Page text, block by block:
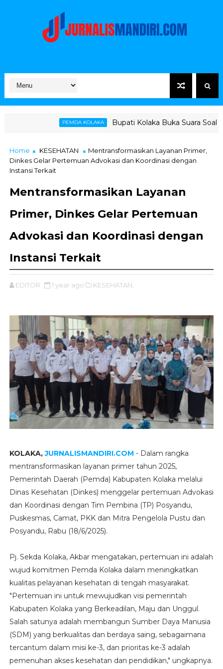
Bupati Kolaka Buka Suara Soal Ketegangan
Home KESEHATAN
Mentransformasikan Layanan Primer,
Dinkes Gelar Pertemuan Advokasi dan Koordinasi dengan
Instansi Terkait
Mentransformasikan Layanan
Primer, Dinkes Gelar Pertemuan
Advokasi dan Koordinasi dengan
Instansi Terkait
EDITOR 1 year ago KESEHATAN,
KOLAKA,JURNALISMANDIRI.COM - Dalam rangka
mentransformasikan layanan primer tahun 2025,
Pemerintah Daerah (Pemda) Kabupaten Kolaka melalui
Dinas Kesehatan (Dinkes) menggelar pertemuan Advokasi
dan Koordinasi dengan Tim Pembina (TP) Posyandu,
Puskesmas, Camat, PKK dan Mitra Pengelola Pustu dan
Posyandu, Rabu (18/6/2025).
Pj. Sekda Kolaka, Akbar mengatakan, pertemuan ini adalah
wujud komitmen Pemda Kolaka dalam meningkatkan
kualitas pelayanan kesehatan di tengah masyarakat.
"Pertemuan ini untuk mewujudkan visi pemerintah
Kabupaten Kolaka yang Berkeadilan, Maju dan Unggul.
Salah satunya adalah membangun Sumber Daya Manusia
(SDM) yang berkualitas dan berdaya saing, sebagaimana
tercantum dalam misi ke-3, dan prioritas ke-3 adalah
pemenuhan akses kesehatan dan pendidikan," ungkapnya.